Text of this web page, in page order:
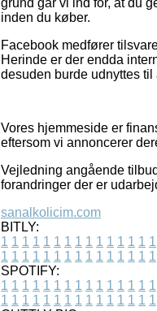
inden du køber.
Facebook medfører
Herinde er der endda
desuden burde udnyttes
Vores hjemmeside er
eftersom vi annoncerer
Vejledning angående
forandringer der er
sanalkolicim.com
BITLY:
1 1 1 1 1 1 1 1 1 1 1 1 1 1 1
1 1 1 1 1 1 1 1 1 1 1 1 1 1 1
SPOTIFY:
1 1 1 1 1 1 1 1 1 1 1 1 1 1 1
1 1 1 1 1 1 1 1 1 1 1 1 1 1 1